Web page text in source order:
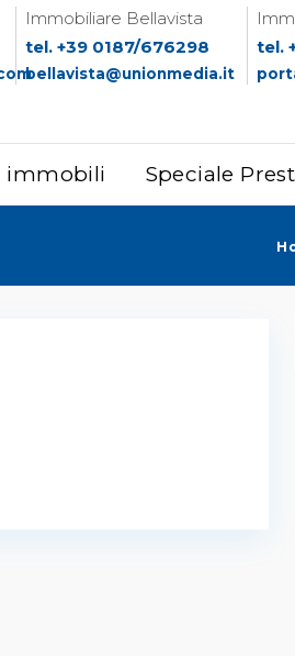
Immobiliare Bellavista
tel. +39 0187/676298
bellavista@unionmedia.it
tel.
immobili Speciale